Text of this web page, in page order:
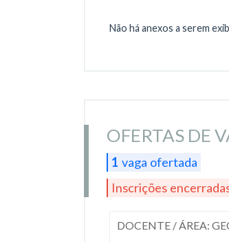
Não há anexos a serem
OFERTAS DE
1 vaga ofertada
Inscrições
DOCENTE / ÁREA: